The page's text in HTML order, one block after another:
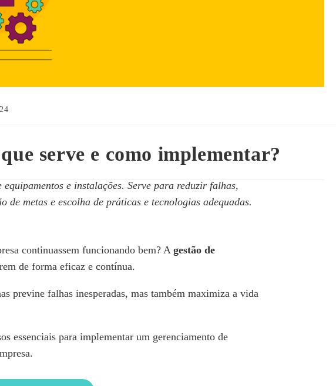
serve e como implementar?
e instalações. Serve para reduzir falhas,
metas e escolha de práticas e tecnologias adequadas.
continuassem funcionando bem? A gestão de
de forma eficaz e contínua.
previne falhas inesperadas, mas também maximiza a vida
essenciais para implementar um gerenciamento de